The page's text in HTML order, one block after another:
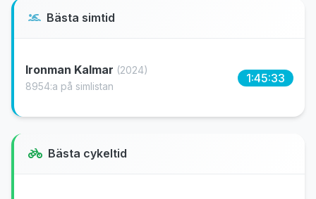
Bästa simtid
Ironman Kalmar (2024)
8954:a på simlistan
1:45:33
Bästa cykeltid